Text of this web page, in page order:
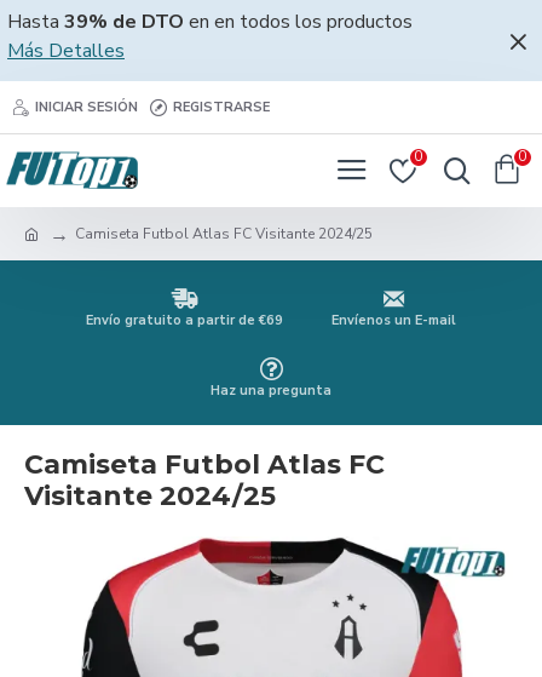
Hasta 39% de DTO en en todos los productos
Más Detalles
INICIAR SESIÓN REGISTRARSE
0 0
Camiseta Futbol Atlas FC Visitante 2024/25
Envío gratuito a partir de €69 Envíenos un E-mail
Haz una pregunta
Camiseta Futbol Atlas FC
Visitante 2024/25